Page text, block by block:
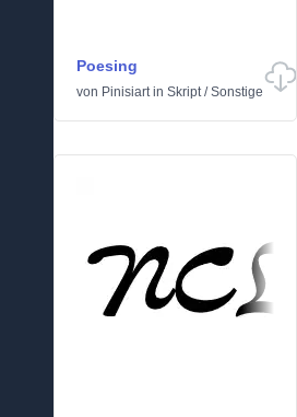
Poesing
von Pinisiartin Skript/Sonstige